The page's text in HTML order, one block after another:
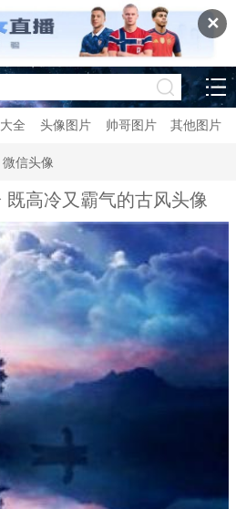
✕
全 头像图片 帅哥图片 其他图片
微信头像
高冷又霸气的古风头像